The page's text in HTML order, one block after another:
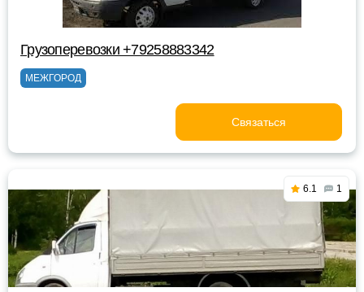
Грузоперевозки +79258883342
МЕЖГОРОД
Связаться
6.1 1